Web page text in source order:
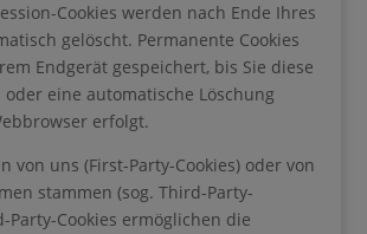
Cookies werden nach Ende Ihres
gelöscht. Permanente Cookies
Endgerät gespeichert, bis Sie diese
oder eine automatische Löschung
erfolgt.
von uns (First-Party-Cookies) oder von
stammen (sog. Third-Party-
Party-Cookies ermöglichen die